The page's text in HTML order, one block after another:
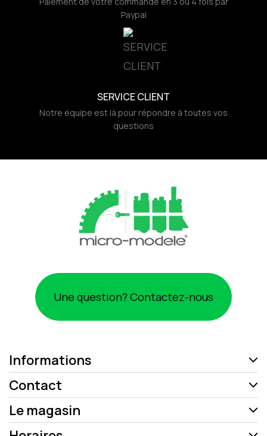
Paypal
SERVICE CLIENT
Notre équipe est là pour répondre à toutes vos
questions
Une question? Contactez-nous
Informations
Contact
Le magasin